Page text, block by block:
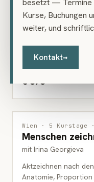
besetzt — Termine
Kurse, Buchungen
weiter, und
Kontakt→
ERWACHSENE
Sieben Abende
mit Monika Häusler
Wie aus einer Prise
ein Bild entsteht:
und Experimente.
€ 378
ZEICHNUNG
ERWACHSENE
Wien · 5 Kurstage
Menschen
mit Irina Georgieva
Aktzeichnen nach
Anatomie,